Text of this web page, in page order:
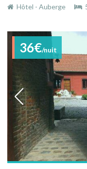
Hôtel - Auberge
36€/nuit